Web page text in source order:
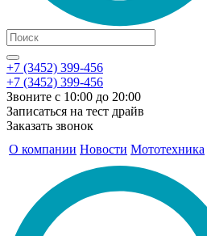
+7 (3452) 399-456
+7 (3452) 399-456
Звоните с 10:00 до 20:00
Записаться на тест драйв
Заказать звонок
О компании Новости Мототехника